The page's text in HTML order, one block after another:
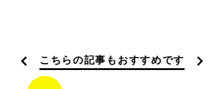
こちらの記事もおすすめです